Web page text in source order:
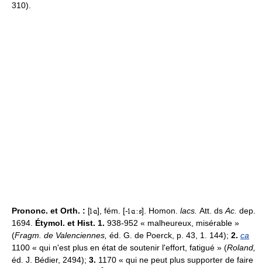
310).
Prononc. et Orth. : [ ], fém. [- ]. Homon. lacs. Att. dsAc. dep.
1694. Étymol. et Hist. 1. 938-952 « malheureux, misérable »
(Fragm. de Valenciennes, éd. G. de Poerck, p. 43, 1. 144); 2. ca
1100 « qui n'est plus en état de soutenir l'effort, fatigué » (Roland,
éd. J. Bédier, 2494); 3. 1170 « qui ne peut plus supporter de faire